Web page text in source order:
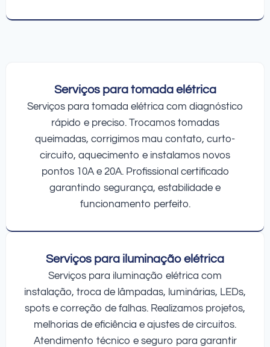
Serviços para tomada elétrica
Serviços para tomada elétrica com diagnóstico
rápido e preciso. Trocamos tomadas
queimadas, corrigimos mau contato, curto-
circuito, aquecimento e instalamos novos
pontos 10A e 20A. Profissional certificado
garantindo segurança, estabilidade e
funcionamento perfeito.
Serviços para iluminação elétrica
Serviços para iluminação elétrica com
instalação, troca de lâmpadas, luminárias, LEDs,
spots e correção de falhas. Realizamos projetos,
melhorias de eficiência e ajustes de circuitos.
Atendimento técnico e seguro para garantir